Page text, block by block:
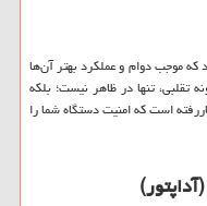
که موجب دوام و عملکرد بهتر آن‌ها
تقلبی، تنها در ظاهر نیست؛ بلکه
است که امنیت دستگاه شما را